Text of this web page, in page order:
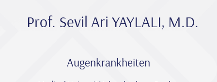
Prof. Sevi̇l Ari YAYLALI, M.D.
Augenkrankheiten